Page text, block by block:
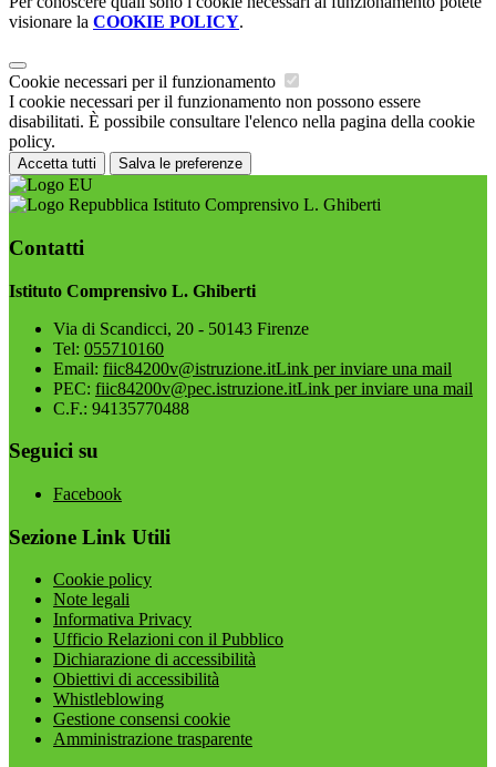
visionare la COOKIE POLICY.
Cookie necessari per il funzionamento
I cookie necessari per il funzionamento non possono essere
disabilitati. È possibile consultare l'elenco nella pagina della cookie
policy.
Accetta tutti Salva le preferenze
Istituto Comprensivo L. Ghiberti
Contatti
Istituto Comprensivo L. Ghiberti
Via di Scandicci, 20 - 50143 Firenze
Tel: 055710160
Email: fiic84200v@istruzione.itLink per inviare una mail
PEC: fiic84200v@pec.istruzione.itLink per inviare una mail
C.F.: 94135770488
Seguici su
Facebook
Sezione Link Utili
Cookie policy
Note legali
Informativa Privacy
Ufficio Relazioni con il Pubblico
Dichiarazione di accessibilità
Obiettivi di accessibilità
Whistleblowing
Gestione consensi cookie
Amministrazione trasparente